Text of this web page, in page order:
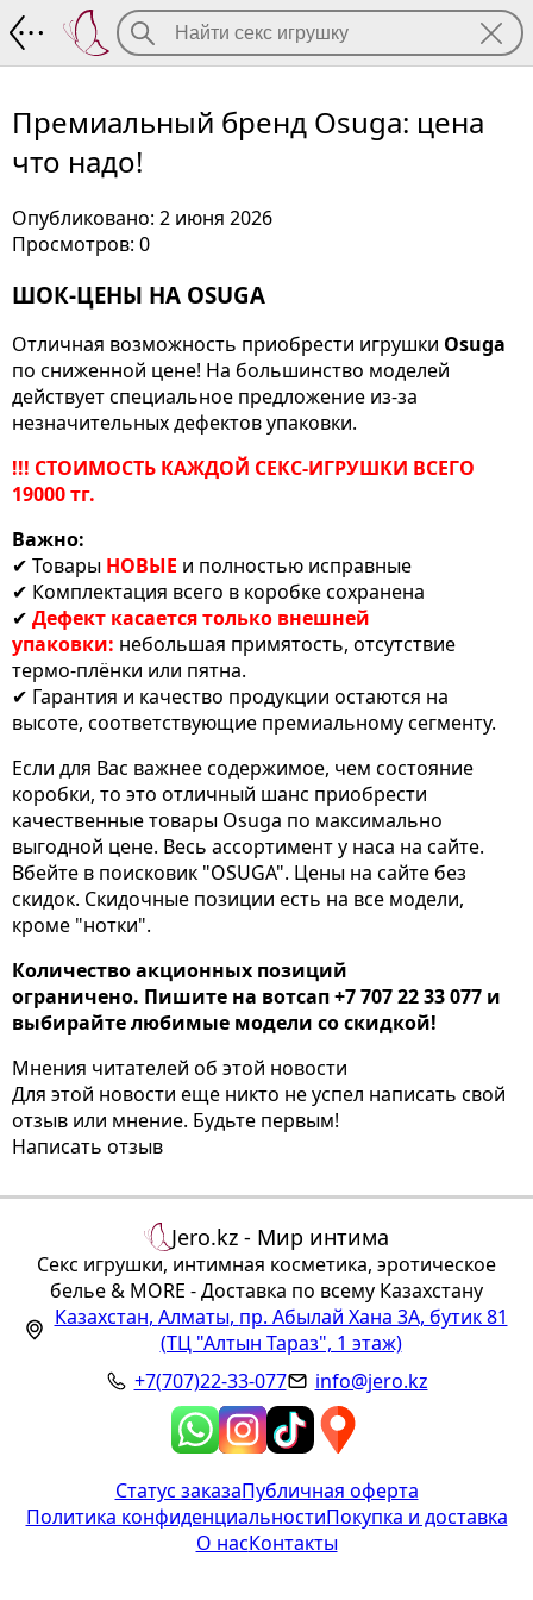
Премиальный бренд Osuga: цена
что надо!
Опубликовано: 2 июня 2026
Просмотров: 0
ШОК-ЦЕНЫ НА OSUGA
Отличная возможность приобрести игрушки Osuga
по сниженной цене! На большинство моделей
действует специальное предложение из-за
незначительных дефектов упаковки.
!!! СТОИМОСТЬ КАЖДОЙ СЕКС-ИГРУШКИ ВСЕГО
19000 тг.
Важно:
✔ Товары НОВЫЕ и полностью исправные
✔ Комплектация всего в коробке сохранена
✔ Дефект касается только внешней
упаковки: небольшая примятость, отсутствие
термо-плёнки или пятна.
✔ Гарантия и качество продукции остаются на
высоте, соответствующие премиальному сегменту.
Если для Вас важнее содержимое, чем состояние
коробки, то это отличный шанс приобрести
качественные товары Osuga по максимально
выгодной цене. Весь ассортимент у наса на сайте.
Вбейте в поисковик "OSUGA". Цены на сайте без
скидок. Скидочные позиции есть на все модели,
кроме "нотки".
Количество акционных позиций
ограничено. Пишите на вотсап +7 707 22 33 077 и
выбирайте любимые модели со скидкой!
Мнения читателей об этой новости
Для этой новости еще никто не успел написать свой
отзыв или мнение. Будьте первым!
Написать отзыв
Премиальный бренд Osuga: цена что
Jero.kz - Мир интима
Секс игрушки, интимная косметика, эротическое
белье & MORE - Доставка по всему Казахстану
Казахстан, Алматы, пр. Абылай Хана 3А, бутик 81
(ТЦ "Алтын Тараз", 1 этаж)
+7(707)22-33-077
info@jero.kz
Статус заказаПубличная оферта
Политика конфиденциальностиПокупка и доставка
О насКонтакты